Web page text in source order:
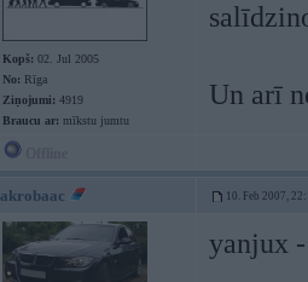
Kopš: 02. Jul 2005
No: Rīga
Ziņojumi: 4919
Braucu ar: mīkstu jumtu
Un arī
akrobaac 10. Feb 2007,
yanjux